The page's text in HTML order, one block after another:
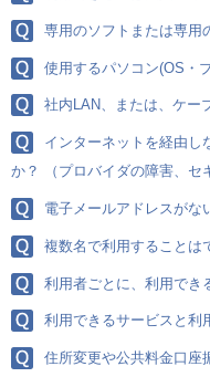
専用のソフトまたは専用
使用するパソコン(OS・
社内LAN、または、ケー
インターネットを経由し
か？ （プロバイダの障害、セ
電子メールアドレスがな
複数名で利用することは
利用者ごとに、利用でき
利用できるサービスと利
住所変更や公共料金口座